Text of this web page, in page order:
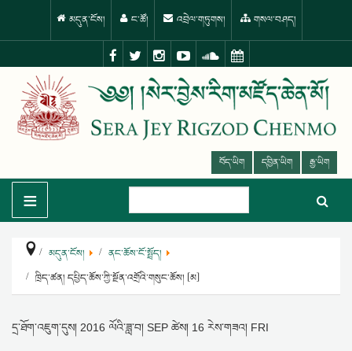
མདུན་ངོས། ང་ཚོ། འབྲེལ་གཏུགས། གསལ་བཤད།
བོད་ཡིག དབྱིན་ཡིག རྒྱ་ཡིག
≡
མདུན་ངོས།
ནང་ཆོས་ངོ་སྤྲོད།
ཁྲིད་ཚན། དཔྱིད་ཆོས་ཀྱི་སྔོན་འགྲོའི་གསུང་ཆོས། [མ]
དྲ་ཐོག་འཇུག་དུས། 2016 ལོའི་ཟླ་བ། SEP ཚེས། 16 རེས་གཟའ། FRI